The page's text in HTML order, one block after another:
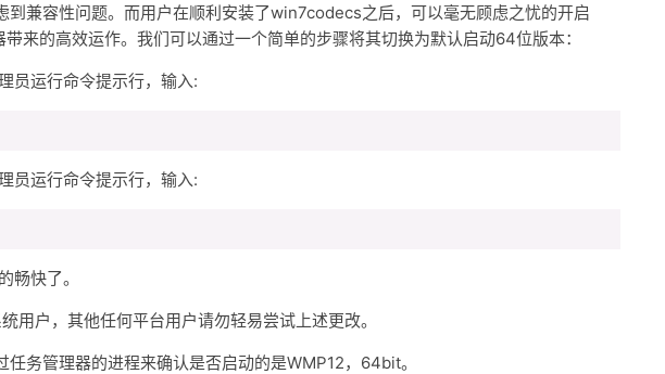
到兼容性问题。而用户在顺利安装了win7codecs之后，可以毫无顾虑之忧的开启
来的高效运作。我们可以通过一个简单的步骤将其切换为默认启动64位版本：
员运行命令提示行，输入:
员运行命令提示行，输入:
畅快了。
用户，其他任何平台用户请勿轻易尝试上述更改。
任务管理器的进程来确认是否启动的是WMP12，64bit。